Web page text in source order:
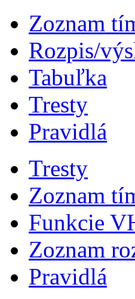
Zoznam
Rozpis/
Tabuľka
Tresty
Pravidlá
Tresty
Zoznam
Funkcie
Zoznam
Pravidlá